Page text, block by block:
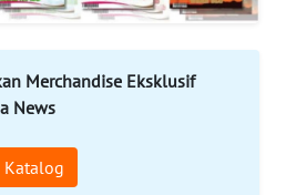
Merchandise Eksklusif
News
Katalog